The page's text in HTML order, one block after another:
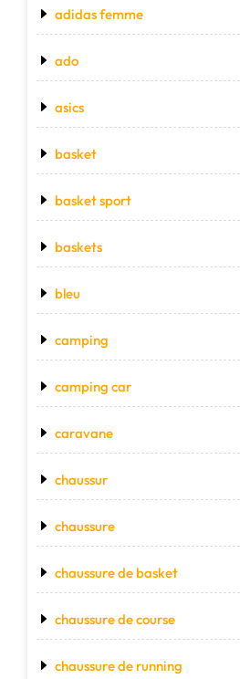
adidas femme
ado
asics
basket
basket sport
baskets
bleu
camping
camping car
caravane
chaussur
chaussure
chaussure de basket
chaussure de course
chaussure de running